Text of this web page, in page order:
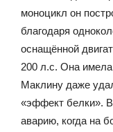
моноцикл он
благодаря
оснащённой
200 л.с. Она имела
Маклину даже
«эффект белки».
аварию, когда на